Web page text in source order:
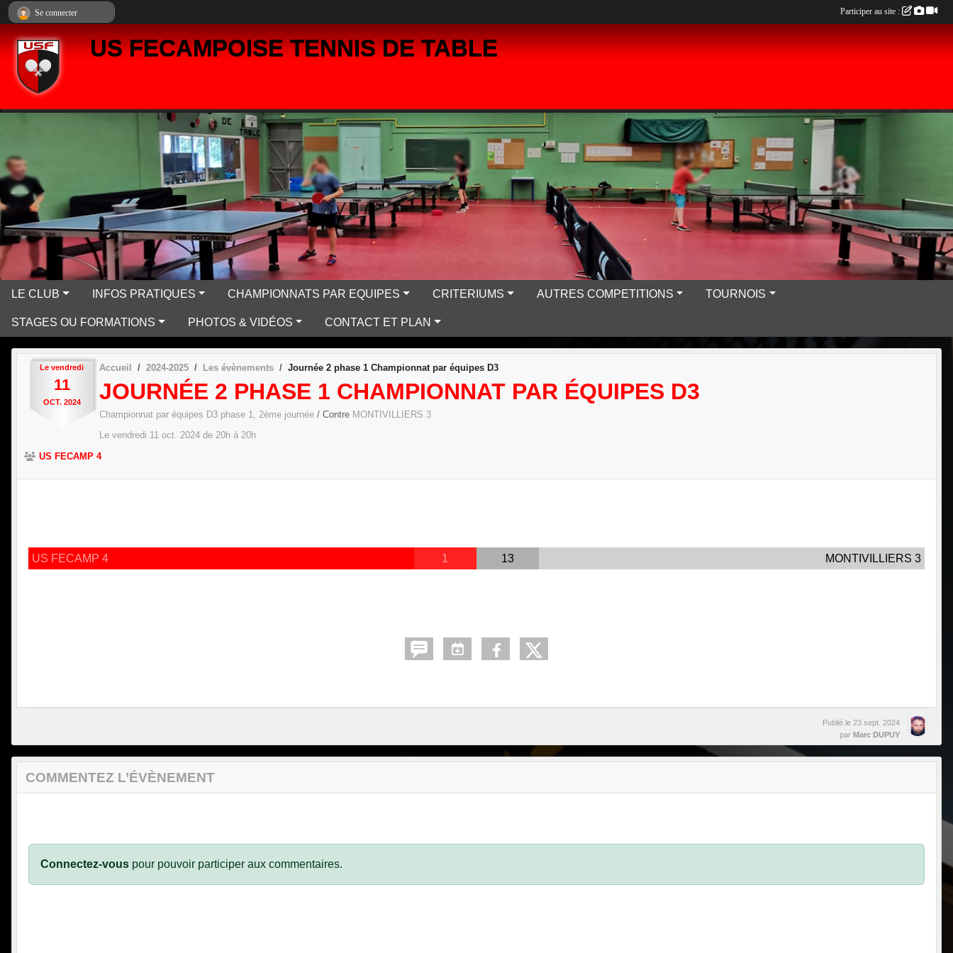
US FECAMPOISE TENNIS DE TABLE
LE CLUB INFOS PRATIQUES CHAMPIONNATS PAR EQUIPES CRITERIUMS AUTRES COMPETITIONS TOURNOIS
STAGES OU FORMATIONS PHOTOS & VIDÉOS CONTACT ET PLAN
Le vendredi
11
OCT. 2024
Accueil 2024-2025 Les évènements Journée 2 phase 1 Championnat par équipes D3
JOURNÉE 2 PHASE 1 CHAMPIONNAT PAR ÉQUIPES D3
Championnat par équipes D3 phase 1, 2ème journée / Contre MONTIVILLIERS 3
Le vendredi 11 oct. 2024 de 20h à 20h
US FECAMP 4
US FECAMP 4 1 13 MONTIVILLIERS 3
Publié le 23 sept. 2024
par Marc DUPUY
COMMENTEZ L’ÉVÈNEMENT
Connectez-vous pour pouvoir participer aux commentaires.
Se connecter Participer au site :
Panneau de gestion des cookies